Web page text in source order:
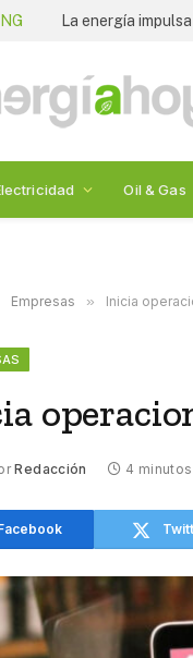
Oil & Gas
Empresas » Inicia
Redacción 4